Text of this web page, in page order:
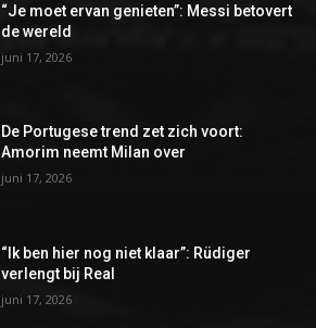
“Je moet ervan genieten”: Messi betovert
de wereld
juni 17, 2026
De Portugese trend zet zich voort:
Amorim neemt Milan over
juni 17, 2026
“Ik ben hier nog niet klaar”: Rüdiger
verlengt bij Real
juni 17, 2026